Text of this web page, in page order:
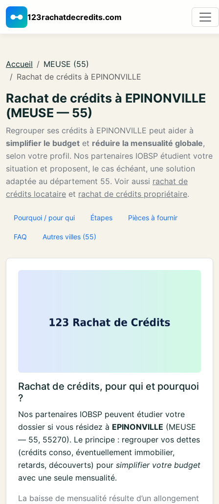
123rachatdecredits.com
Accueil
MEUSE (55)
Rachat de crédits à EPINONVILLE
Rachat de crédits à EPINONVILLE
(MEUSE — 55)
Regrouper ses crédits à EPINONVILLE peut aider à
simplifier le budget et réduire la mensualité globale,
selon votre profil. Nos partenaires IOBSP étudient votre
situation et proposent, le cas échéant, une solution
adaptée au département 55. Voir aussi rachat de
crédits locataire et rachat de crédits propriétaire.
Pourquoi / pour qui Étapes Pièces à fournir
FAQ Autres villes (55)
Rachat de crédits, pour qui et pourquoi
?
Nos partenaires IOBSP peuvent étudier votre
dossier si vous résidez à EPINONVILLE (MEUSE
— 55, 55270). Le principe : regrouper vos dettes
(crédits conso, éventuellement immobilier,
retards, découverts) pour simplifier votre budget
avec une seule mensualité.
La baisse de mensualité résulte d’un allongement